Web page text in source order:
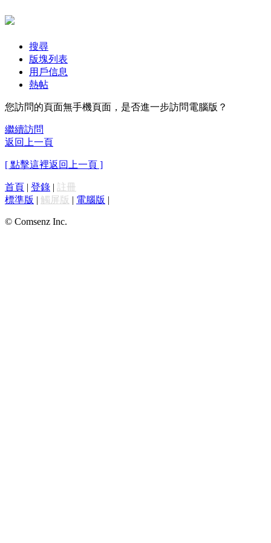
搜尋
版塊列表
用戶信息
熱帖
您訪問的頁面無手機頁面，是否進一步訪問電腦版？
繼續訪問
返回上一頁
[ 點擊這裡返回上一頁 ]
首頁 | 登錄 | 註冊
標準版 | 觸屏版 | 電腦版 |
© Comsenz Inc.